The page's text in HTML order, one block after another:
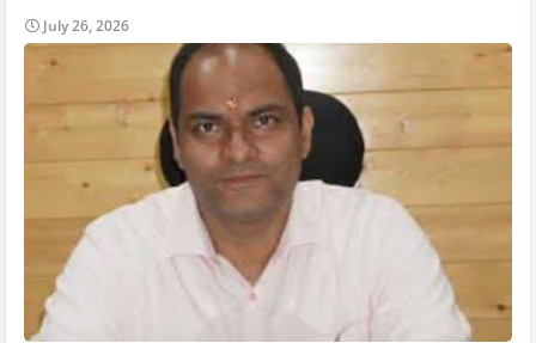
July 26, 2026